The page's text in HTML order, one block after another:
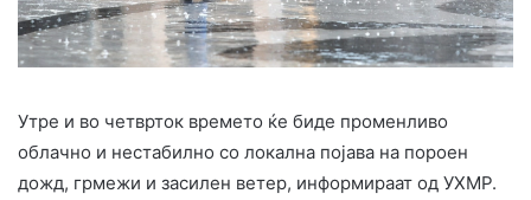
Утре и во четврток времето ќе биде променливо
облачно и нестабилно со локална појава на пороен
дожд, грмежи и засилен ветер, информираат од УХМР.